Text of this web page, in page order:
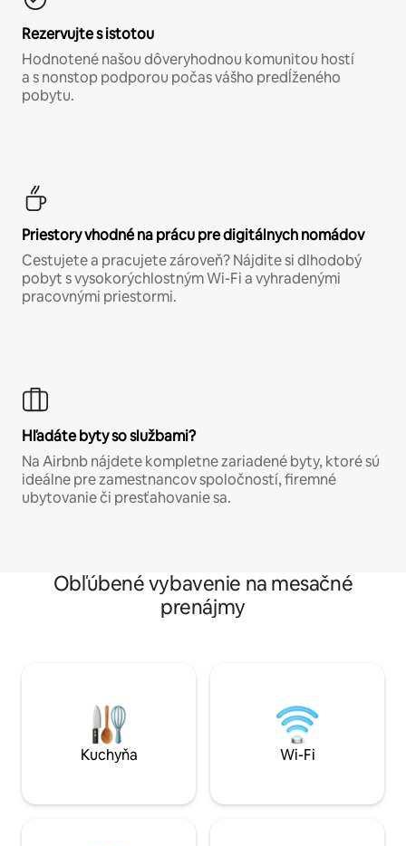
Rezervujte s istotou
Hodnotené našou dôveryhodnou komunitou hostí
a s nonstop podporou počas vášho predĺženého
pobytu.
Priestory vhodné na prácu pre digitálnych nomádov
Cestujete a pracujete zároveň? Nájdite si dlhodobý
pobyt s vysokorýchlostným Wi-Fi a vyhradenými
pracovnými priestormi.
Hľadáte byty so službami?
Na Airbnb nájdete kompletne zariadené byty, ktoré sú
ideálne pre zamestnancov spoločností, firemné
ubytovanie či presťahovanie sa.
Obľúbené vybavenie na mesačné
prenájmy
Kuchyňa Wi-Fi